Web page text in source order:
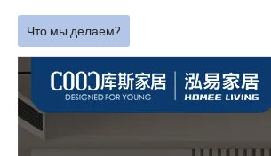
Что мы делаем?